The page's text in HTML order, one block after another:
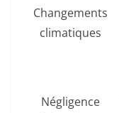
Changements
climatiques
Négligence